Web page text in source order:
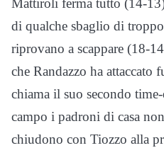
Mattiroli ferma tutto (14-
di qualche sbaglio di
riprovano a scappare (18-
che Randazzo ha attaccato
chiama il suo secondo
campo i padroni di casa
chiudono con Tiozzo alla